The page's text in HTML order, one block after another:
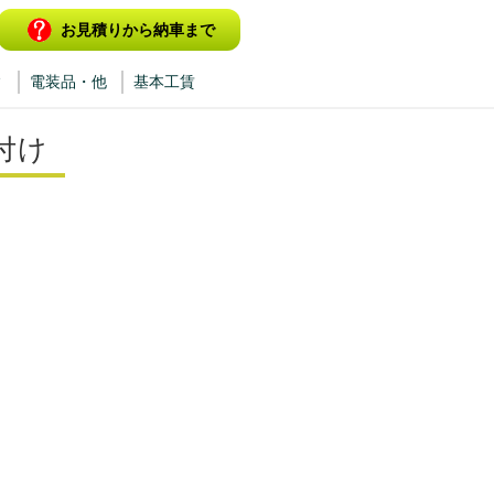
お見積りから納車まで
電装品・他 基本工賃
け